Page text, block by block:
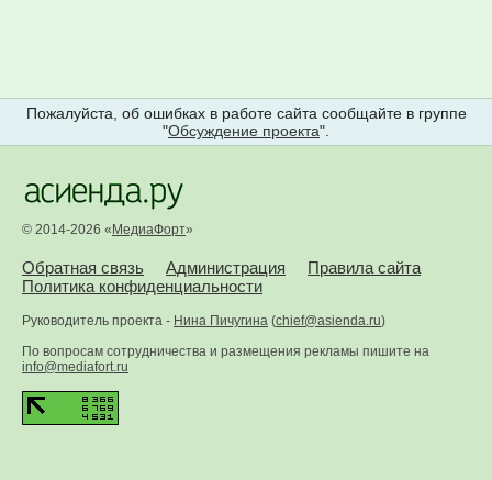
Пожалуйста, об ошибках в работе сайта сообщайте в группе
"Обсуждение проекта".
© 2014-2026 « МедиаФорт»
Обратная связь Администрация
Правила сайта
Политика конфиденциальности
Руководитель проекта - Нина Пичугина (chief@asienda.ru)
По вопросам сотрудничества и размещения рекламы пишите на
info@mediafort.ru